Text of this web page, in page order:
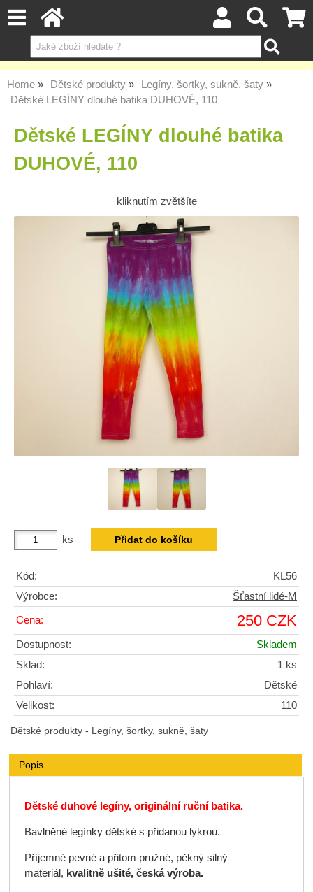
Home Dětské produkty
Legíny, šortky, sukně, šaty
Dětské LEGÍNY dlouhé batika DUHOVÉ, 110
Dětské LEGÍNY dlouhé batika
DUHOVÉ, 110
kliknutím zvětšíte
ks
Kód:
KL56
Výrobce:
Šťastní lidé-M
Cena: 250 CZK
Dostupnost:
Skladem
Sklad:
1 ks
Pohlaví:
Dětské
Velikost:
110
Dětské produkty - Legíny, šortky, sukně, šaty
Popis
Dětské duhové legíny, originální ruční batika.
Bavlněné legínky dětské s přidanou lykrou.
Příjemné pevné a přitom pružné, pěkný silný
materiál, kvalitně ušité, česká výroba.